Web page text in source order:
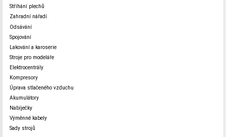
Stříhání plechů
Zahradní nářadí
Odsávání
Spojování
Lakování a karoserie
Stroje pro modeláře
Elektrocentrály
Kompresory
Úprava stlačeného vzduchu
Akumulátory
Nabíječky
Výměnné kabely
Sady strojů